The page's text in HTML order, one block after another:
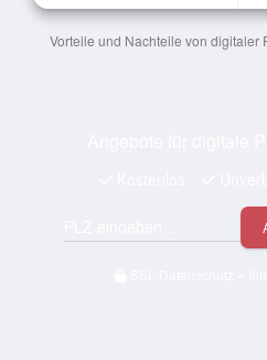
Vorteile und Nachteile von digitaler